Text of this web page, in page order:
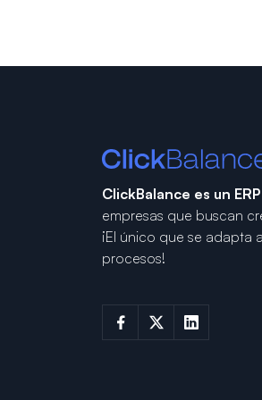
ClickBalance es un ERP
empresas que buscan
¡El único que se adapta
procesos!